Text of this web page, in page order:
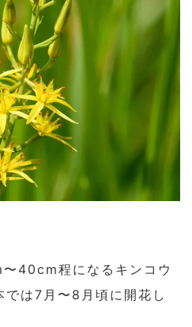
40cm程になるキンコウ
では7月〜8月頃に開花し